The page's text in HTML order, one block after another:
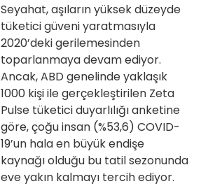
Seyahat, aşıların yüksek düzeyde
tüketici güveni yaratmasıyla
2020’deki gerilemesinden
toparlanmaya devam ediyor.
Ancak, ABD genelinde yaklaşık
1000 kişi ile gerçekleştirilen Zeta
Pulse tüketici duyarlılığı anketine
göre, çoğu insan (%53,6) COVID-
19’un hala en büyük endişe
kaynağı olduğu bu tatil sezonunda
eve yakın kalmayı tercih ediyor.